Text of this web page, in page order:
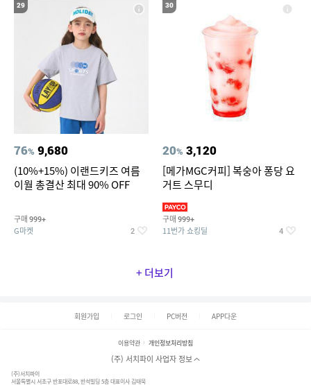
29
76% 9,680
(10%+15%) 이랜드키즈 여름
이월 총결산 최대 90% OFF
구매 999+
G마켓 2
30
20% 3,120
[메가MGC커피] 복숭아 퐁당 요
거트 스무디
구매 999+
11번가 쇼킹딜 4
+ 더보기
회원가입 로그인 PC버전 APP다운
이용약관 개인정보처리방침
(주) 서치파이 사업자 정보
(주)서치파이
서울특별시 서초구 반포대로88, 반석빌딩 5층 대표이사 김태묵